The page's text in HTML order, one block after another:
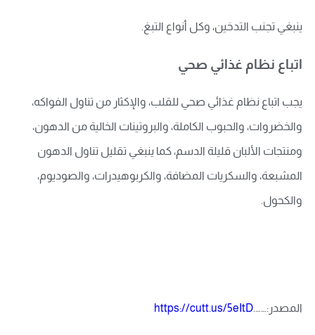
ينبغي تجنب التدخين، وكل أنواع التبغ.
اتباع نظام غذائي صحي
يجب اتباع نظام غذائي صحي للقلب، والإكثار من تناول الفواكه،
والخضروات، والحبوب الكاملة، والبروتينات الخالية من الدهون،
ومنتجات الألبان قليلة الدسم، كما ينبغي تقليل تناول الدهون
المشبعة، والسكريات المضافة، والكربوهيدرات، والصوديوم،
والكحول.
المصدر:…….https://cutt.us/5eItD